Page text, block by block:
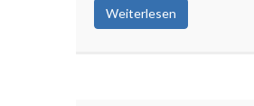
Weiterlesen